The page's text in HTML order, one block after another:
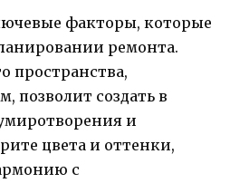
факторы, которые
ремонта.
пространства,
позволит создать в
и
цвета и оттенки,
с